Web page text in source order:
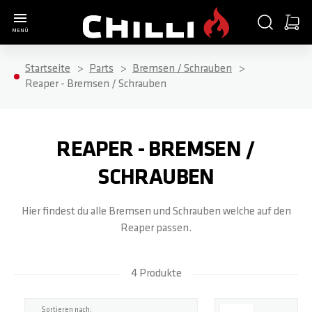
MENÜ
SUCHE
COMPLETE SCOOTER
4000
PARTS
HANDGRIFFE / BAR ENDS
T-BARS
HEADSETS / KUGELLAGER
ACCESSORIES
SCOOTER STANDS
HELME
LONGSLEEVES
ABOUT
WERKSTATT
Startseite Parts
Bremsen / Schrauben
Reaper - Bremsen / Schrauben
REAPER - BREMSEN /
SCHRAUBEN
Hier findest du alle Bremsen und Schrauben welche auf den
Reaper passen.
4 Produkte
Sortieren nach: